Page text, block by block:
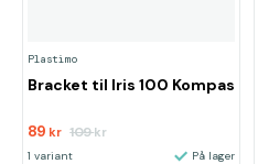
Plastimo
Bracket til Iris 100 Kompas
89 kr 109kr
1 variant På lager